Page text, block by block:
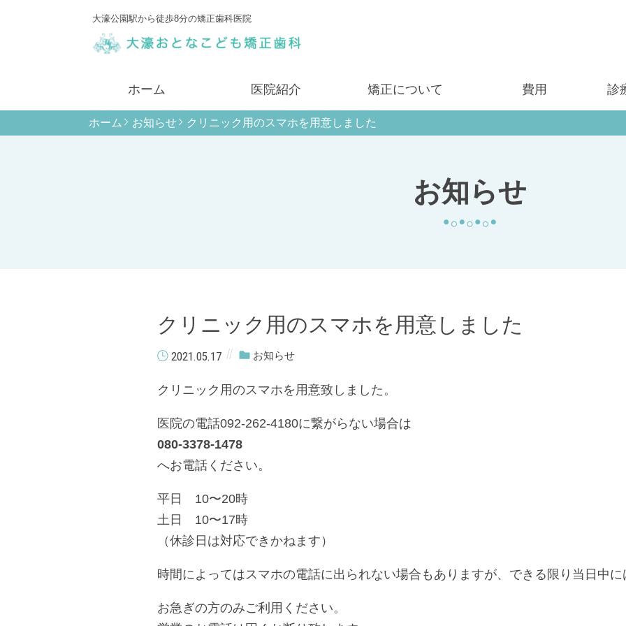
大濠公園駅から徒歩8分の矯正歯科医院
ホーム 医院紹介 矯正について 費用 診
お知らせ
ホーム お知らせ クリニック用のスマホを用意しました
クリニック用のスマホを用意しました
2021.05.17 お知らせ
クリニック用のスマホを用意致しました。
医院の電話092-262-4180に繋がらない場合は
080-3378-1478
へお電話ください。
平日 10〜20時
土日 10〜17時
（休診日は対応できかねます）
時間によってはスマホの電話に出られない場合もありますが、できる限り当日中に
お急ぎの方のみご利用ください。